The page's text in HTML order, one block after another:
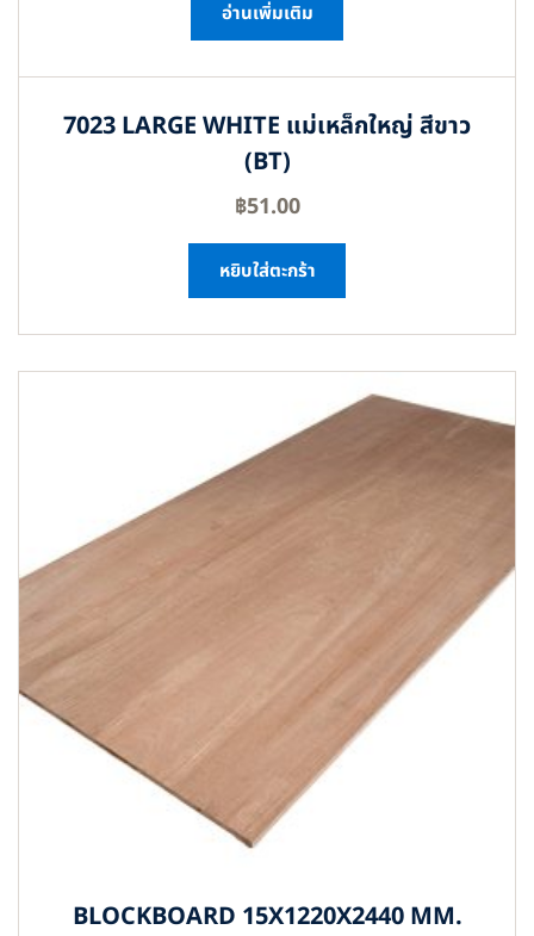
อ่านเพิ่มเติม
7023 LARGE WHITE แม่เหล็กใหญ่ สีขาว
(BT)
฿51.00
หยิบใส่ตะกร้า
BLOCKBOARD 15X1220X2440 MM.